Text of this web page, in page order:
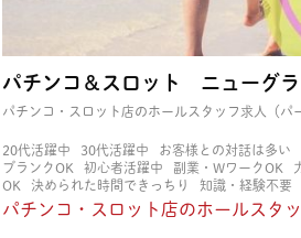
パチンコ＆スロット ニューグ
パチンコ・スロット店のホールスタッフ求人（パ
20代活躍中 30代活躍中 お客様との対話は多い
ブランクOK
初心者活躍中 副業・WワークOK
OK
決められた時間できっちり 知識・経験不要
職場
週4日以上OK 長く働ける 長期歓迎 髪型
パチンコ・スロット店のホールスタ